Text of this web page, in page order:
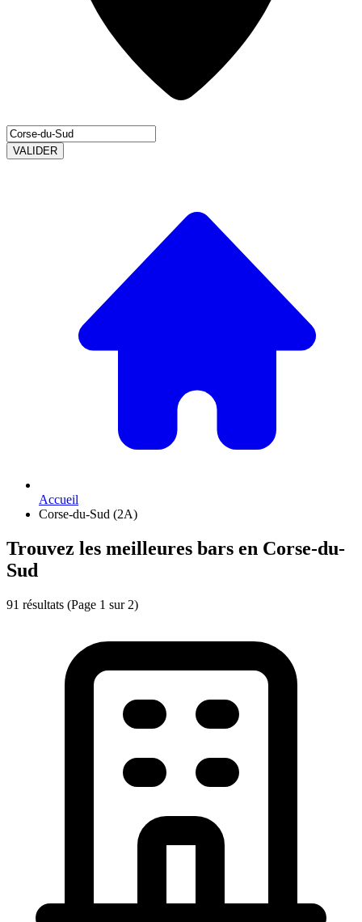
VALIDER
Accueil
Corse-du-Sud (2A)
Trouvez les meilleures bars en Corse-du-
Sud
91 résultats (Page 1 sur 2)